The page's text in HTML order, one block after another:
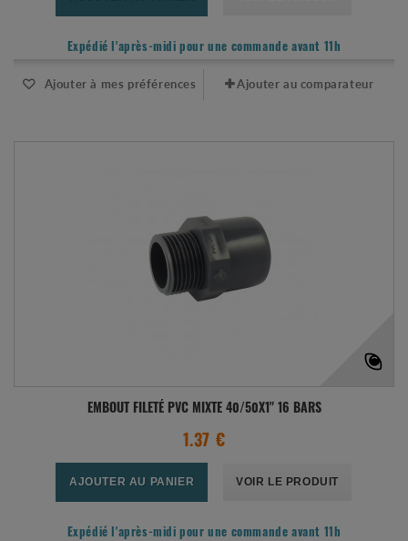
Expédié l'après-midi pour une commande avant 11h
Ajouter à mes préférences Ajouter au comparateur
EMBOUT FILETÉ PVC MIXTE 40/50X1" 16 BARS
1.37 €
AJOUTER AU PANIER VOIR LE PRODUIT
Expédié l'après-midi pour une commande avant 11h